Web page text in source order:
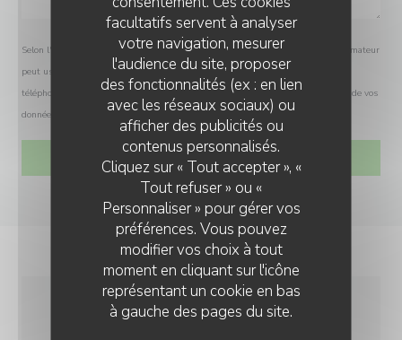
facultatifs servent à analyser
votre navigation, mesurer
l'audience du site, proposer
des fonctionnalités (ex : en lien
avec les réseaux sociaux) ou
afficher des publicités ou
contenus personnalisés.
Cliquez sur « Tout accepter », «
Tout refuser » ou «
Personnaliser » pour gérer vos
préférences. Vous pouvez
modifier vos choix à tout
moment en cliquant sur l'icône
représentant un cookie en bas
à gauche des pages du site.
Selon l'article L.223-2 du code de la consommation, il est rappelé que le consommateur
peut user de son droit à s'inscrire sur la liste d'opposition au démarchage
téléphonique Bloctel :bloctel.gouv.fr. Pour plus d'informations sur le traitement de vos
données, consultez notre
INFOS PRATIQUES